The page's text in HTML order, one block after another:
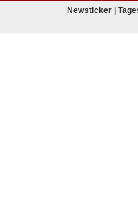
Newsticker |